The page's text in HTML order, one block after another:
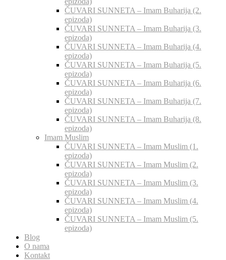
ČUVARI SUNNETA – Imam Buharija (2.
epizoda)
ČUVARI SUNNETA – Imam Buharija (3.
epizoda)
ČUVARI SUNNETA – Imam Buharija (4.
epizoda)
ČUVARI SUNNETA – Imam Buharija (5.
epizoda)
ČUVARI SUNNETA – Imam Buharija (6.
epizoda)
ČUVARI SUNNETA – Imam Buharija (7.
epizoda)
ČUVARI SUNNETA – Imam Buharija (8.
epizoda)
Imam Muslim
ČUVARI SUNNETA – Imam Muslim (1.
epizoda)
ČUVARI SUNNETA – Imam Muslim (2.
epizoda)
ČUVARI SUNNETA – Imam Muslim (3.
epizoda)
ČUVARI SUNNETA – Imam Muslim (4.
epizoda)
ČUVARI SUNNETA – Imam Muslim (5.
epizoda)
Blog
O nama
Kontakt